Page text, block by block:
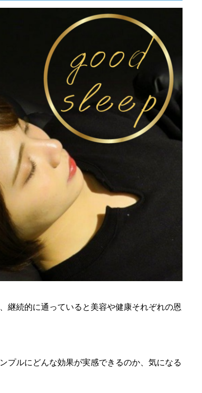
継続的に通っていると美容や健康それぞれの恩
プルにどんな効果が実感できるのか、気になる